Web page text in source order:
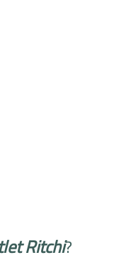
Ritchi?